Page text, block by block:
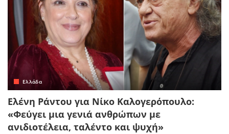
Ελλάδα
Ελένη Ράντου για Νίκο Καλογερόπουλο:
«Φεύγει μια γενιά ανθρώπων με
ανιδιοτέλεια, ταλέντο και ψυχή»